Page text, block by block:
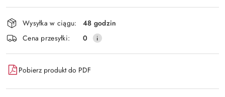
Wyślij
dostawa
Wysyłka w ciągu:
48 godzin
Cena przesyłki:
0
Pobierz produkt do PDF